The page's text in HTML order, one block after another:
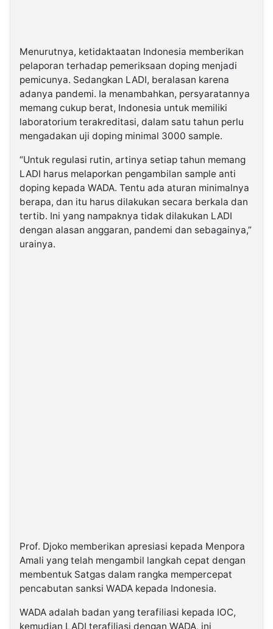
Menurutnya, ketidaktaatan Indonesia memberikan
pelaporan terhadap pemeriksaan doping menjadi
pemicunya. Sedangkan LADI, beralasan karena
adanya pandemi. Ia menambahkan, persyaratannya
memang cukup berat, Indonesia untuk memiliki
laboratorium terakreditasi, dalam satu tahun perlu
mengadakan uji doping minimal 3000 sample.
“Untuk regulasi rutin, artinya setiap tahun memang
LADI harus melaporkan pengambilan sample anti
doping kepada WADA. Tentu ada aturan minimalnya
berapa, dan itu harus dilakukan secara berkala dan
tertib. Ini yang nampaknya tidak dilakukan LADI
dengan alasan anggaran, pandemi dan sebagainya,”
urainya.
Prof. Djoko memberikan apresiasi kepada Menpora
Amali yang telah mengambil langkah cepat dengan
membentuk Satgas dalam rangka mempercepat
pencabutan sanksi WADA kepada Indonesia.
WADA adalah badan yang terafiliasi kepada IOC,
kemudian LADI terafiliasi dengan WADA, ini